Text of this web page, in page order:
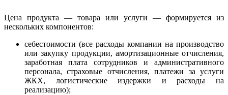
Цена продукта — товара или услуги — формируется из
нескольких компонентов:
себестоимости (все расходы компании на производство
или закупку продукции, амортизационные отчисления,
заработная плата сотрудников и административного
персонала, страховые отчисления, платежи за услуги
ЖКХ, логистические издержки и расходы на
реализацию);